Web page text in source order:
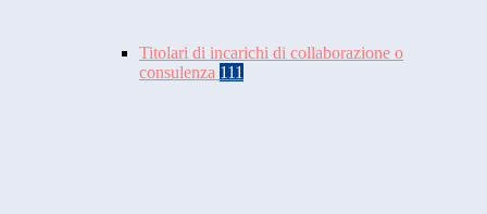
Titolari di incarichi di collaborazione o
consulenza 111